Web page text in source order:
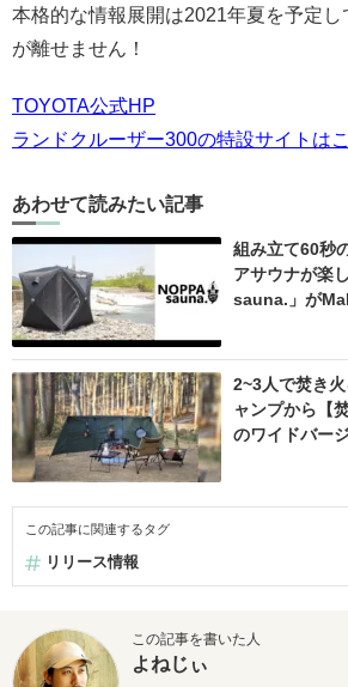
本格的な情報展開は2021年夏を予定し
が離せません！
TOYOTA公式HP
ランドクルーザー300の特設サイトは
あわせて読みたい記事
組み立て60秒
アサウナが楽
sauna.」が
2~3人で焚き
ャンプから【
のワイドバー
この記事に関連するタグ
リリース情報
この記事を書いた人
よねじぃ